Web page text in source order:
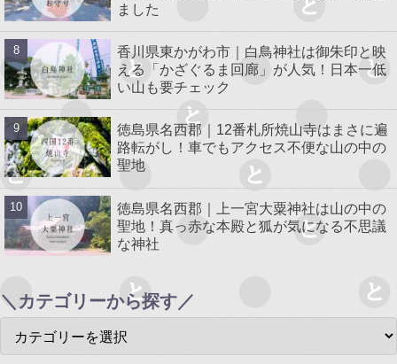
ました
香川県東かがわ市｜白鳥神社は御朱印と映
える「かざぐるま回廊」が人気！日本一低
い山も要チェック
徳島県名西郡｜12番札所焼山寺はまさに遍
路転がし！車でもアクセス不便な山の中の
聖地
徳島県名西郡｜上一宮大粟神社は山の中の
聖地！真っ赤な本殿と狐が気になる不思議
な神社
＼カテゴリーから探す／